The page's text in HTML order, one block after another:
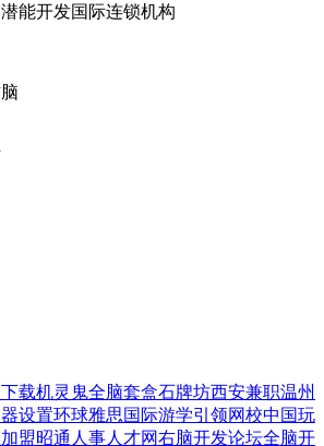
能开发国际连锁机构
载机灵鬼全脑套盒石牌坊西安兼职温州
设置环球雅思国际游学引领网校中国玩
盟昭通人事人才网右脑开发论坛全脑开